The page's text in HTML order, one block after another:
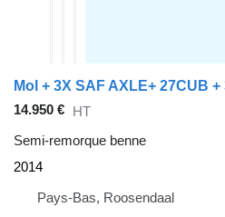
Mol + 3X SAF AXLE+ 27CUB +
14.950 € HT
Semi-remorque benne
2014
Pays-Bas, Roosendaal